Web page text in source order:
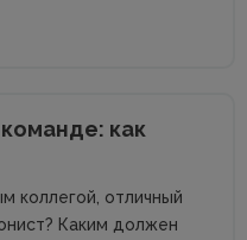
как
коллегой, отличный
Каким должен